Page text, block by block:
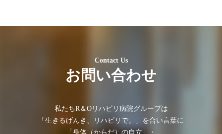
Contact Us
お問い合わせ
私たちR＆Oリハビリ病院グループは
「⽣きるげんき、リハビリで。」を合い⾔葉に
「⾝体（からだ）の⾃⽴」・